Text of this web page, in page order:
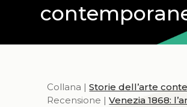
Collana |Storie dell’arte
Recensione |Venezia 1868: